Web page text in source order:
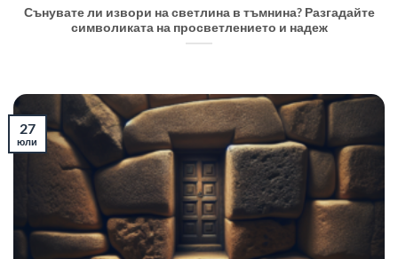
Сънувате ли извори на светлина в тъмнина? Разгадайте
символиката на просветлението и надеж
27
юли